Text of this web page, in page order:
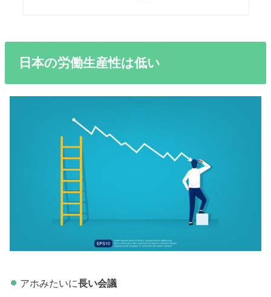
日本の労働生産性は低い
アホみたいに長い会議